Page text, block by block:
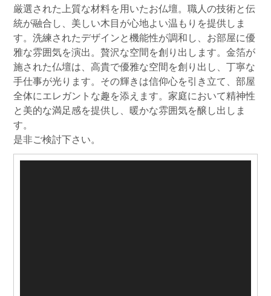
厳選された上質な材料を用いたお仏壇。職人の技術と伝
統が融合し、美しい木目が心地よい温もりを提供しま
す。洗練されたデザインと機能性が調和し、お部屋に優
雅な雰囲気を演出。贅沢な空間を創り出します。金箔が
施された仏壇は、高貴で優雅な空間を創り出し、丁寧な
手仕事が光ります。その輝きは信仰心を引き立て、部屋
全体にエレガントな趣を添えます。家庭において精神性
と美的な満足感を提供し、暖かな雰囲気を醸し出しま
す。
是非ご検討下さい。